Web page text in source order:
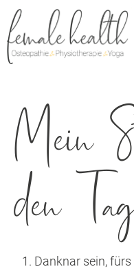
Mein
den
Danknar sein,